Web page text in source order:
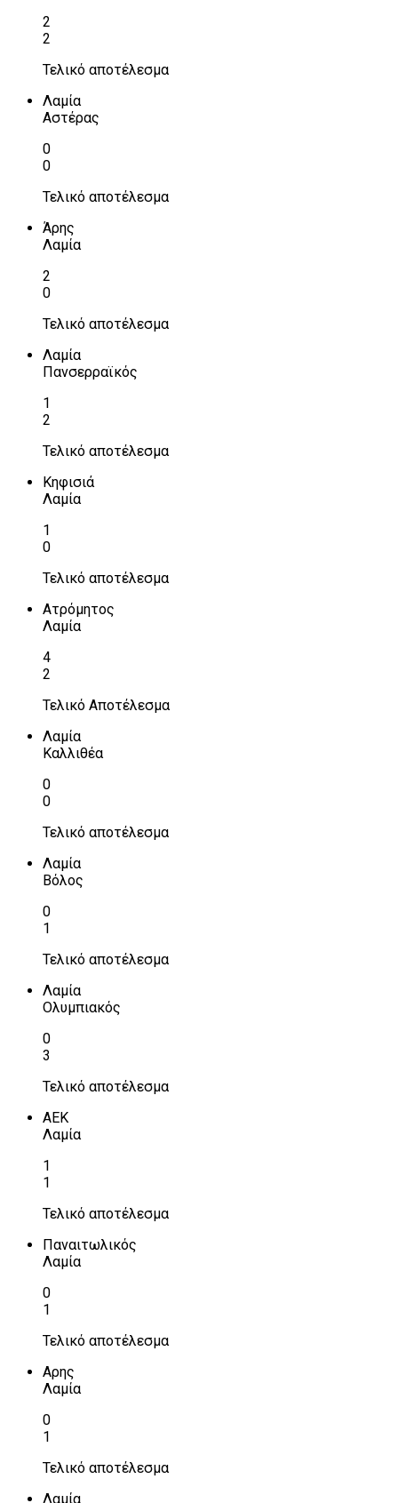
2
2
Τελικό αποτέλεσμα
Λαμία
Αστέρας
0
0
Τελικό αποτέλεσμα
Άρης
Λαμία
2
0
Τελικό αποτέλεσμα
Λαμία
Πανσερραϊκός
1
2
Τελικό αποτέλεσμα
Κηφισιά
Λαμία
1
0
Τελικό αποτέλεσμα
Ατρόμητος
Λαμία
4
2
Τελικό Αποτέλεσμα
Λαμία
Καλλιθέα
0
0
Τελικό αποτέλεσμα
Λαμία
Βόλος
0
1
Τελικό αποτέλεσμα
Λαμία
Ολυμπιακός
0
3
Τελικό αποτέλεσμα
ΑΕΚ
Λαμία
1
1
Τελικό αποτέλεσμα
Παναιτωλικός
Λαμία
0
1
Τελικό αποτέλεσμα
Αρης
Λαμία
0
1
Τελικό αποτέλεσμα
Λαμία